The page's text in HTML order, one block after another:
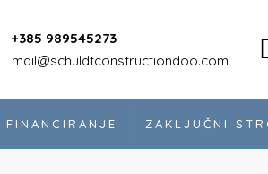
+385 989545273
mail@schuldtconstructiondoo.com
FINANCIRANJE ZAKLJUČNI